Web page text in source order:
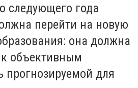
следующего года
перейти на новую
она должна
объективным
прогнозируемой для